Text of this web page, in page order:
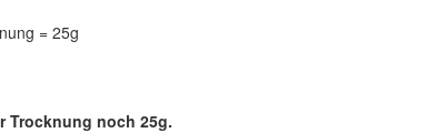
= 25g
Trocknung noch 25g.